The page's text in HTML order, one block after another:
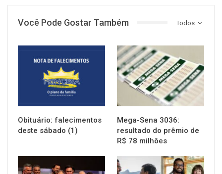
Todos
Você Pode Gostar Também
Obituário: falecimentos
deste sábado (1)
NOTÍCIAS
Mega-Sena 3036:
resultado do prêmio de
R$ 78 milhões
NOTÍCIAS NOTÍCIAS